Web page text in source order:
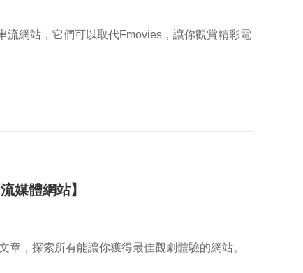
網站，它們可以取代Fmovies，讓你觀賞精彩電
媒體網站】
，探索所有能讓你獲得最佳觀劇體驗的網站。